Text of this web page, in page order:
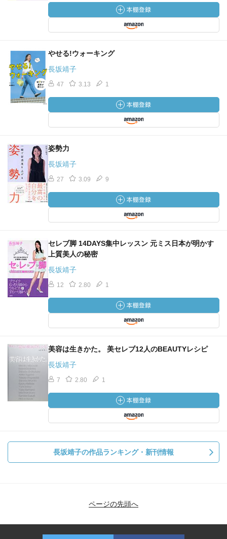
やせる!ウォーキング
長坂靖子
47 3.13 1
姿勢力
長坂靖子
27 3.09 9
セレブ脚 14DAYS集中レッスン 元ミス日本が明かす
上質美人の秘密
長坂靖子
12 2.80 1
美容は生きかた。 美セレブ12人のBEAUTYレシピ
長坂靖子
7 2.80 1
長坂靖子の作品ランキング・新刊情報
ページの先頭へ